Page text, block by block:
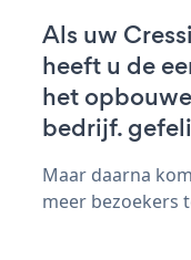
Als uw
heeft u de
het
bedrijf.
Maar daarna
meer bezoekers